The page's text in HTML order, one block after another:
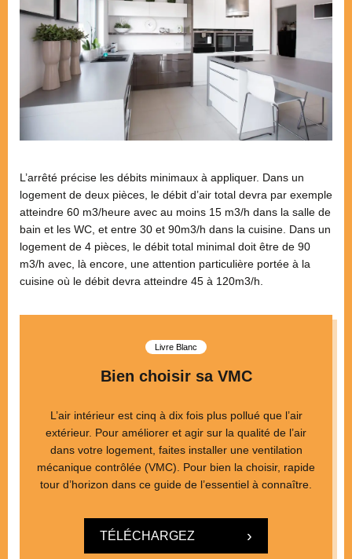
L’arrêté précise les débits minimaux à appliquer. Dans un
logement de deux pièces, le débit d’air total devra par exemple
atteindre 60 m3/heure avec au moins 15 m3/h dans la salle de
bain et les WC, et entre 30 et 90m3/h dans la cuisine. Dans un
logement de 4 pièces, le débit total minimal doit être de 90
m3/h avec, là encore, une attention particulière portée à la
cuisine où le débit devra atteindre 45 à 120m3/h.
Livre Blanc
Bien choisir sa VMC
L’air intérieur est cinq à dix fois plus pollué que l’air
extérieur. Pour améliorer et agir sur la qualité de l’air
dans votre logement, faites installer une ventilation
mécanique contrôlée (VMC). Pour bien la choisir, rapide
tour d’horizon dans ce guide de l’essentiel à connaître.
TÉLÉCHARGEZ